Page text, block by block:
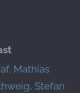
Mathias
Stefan